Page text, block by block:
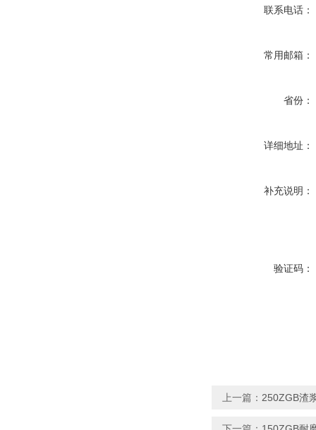
联系电话：
常用邮箱：
省份：
详细地址：
补充说明：
验证码：
上一篇： 250ZGB渣